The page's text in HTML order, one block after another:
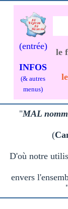
(entrée)
INFOS
(& autres
menus)
le
"MAL
(
D'où notre
envers